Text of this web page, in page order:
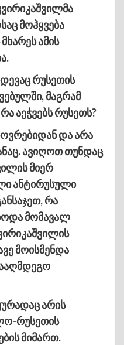
მოჰყვება
ამის
რუსეთის
მაგრამ
აეჭვებს რუსეთს?
და არა
ავიღოთ თუნდაც
მიერ
ანტირუსული
რა
მომავალ
მოისმენდა
არის
რუსეთის
მიმართ.